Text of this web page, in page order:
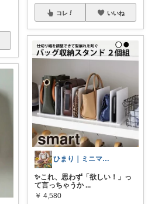
コレ いいね
ひまり｜ミニマルな育児と時短グッズ
✨これ、思わず「欲しい！」っ
て言っちゃうか ...
￥ 4,580